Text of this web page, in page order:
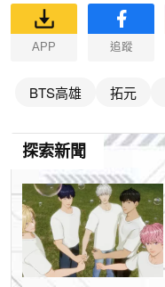
APP 追蹤
BTS高雄 拓元
探索新聞